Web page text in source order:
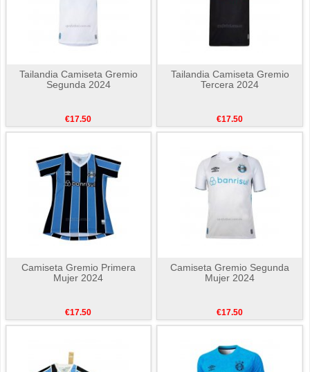
Tailandia Camiseta Gremio
Segunda 2024
€17.50
Tailandia Camiseta Gremio
Tercera 2024
€17.50
Camiseta Gremio Primera
Mujer 2024
€17.50
Camiseta Gremio Segunda
Mujer 2024
€17.50